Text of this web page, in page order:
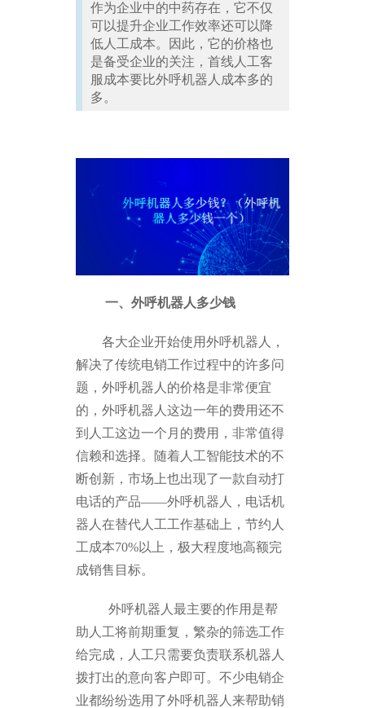
作为企业中的中药存在，它不仅
可以提升企业工作效率还可以降
低人工成本。因此，它的价格也
是备受企业的关注，首线人工客
服成本要比外呼机器人成本多的
多。
一、外呼机器人多少钱
各大企业开始使用外呼机器人，
解决了传统电销工作过程中的许多问
题，外呼机器人的价格是非常便宜
的，外呼机器人这边一年的费用还不
到人工这边一个月的费用，非常值得
信赖和选择。随着人工智能技术的不
断创新，市场上也出现了一款自动打
电话的产品——外呼机器人，电话机
器人在替代人工工作基础上，节约人
工成本70%以上，极大程度地高额完
成销售目标。
外呼机器人最主要的作用是帮
助人工将前期重复，繁杂的筛选工作
给完成，人工只需要负责联系机器人
拨打出的意向客户即可。不少电销企
业都纷纷选用了外呼机器人来帮助销